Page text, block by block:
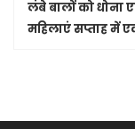
लंबे बालों को
महिलाएं सप्ताह में